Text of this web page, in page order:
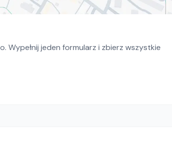
Wypełnij jeden formularz i zbierz wszystkie